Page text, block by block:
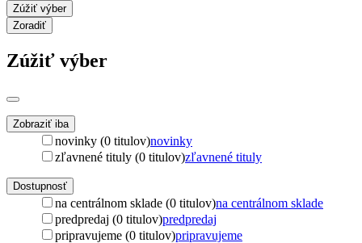
Zúžiť výber
Zoradiť
Zúžiť výber
Zobraziť iba
novinky (0 titulov)novinky
zľavnené tituly (0 titulov)zľavnené tituly
Dostupnosť
na centrálnom sklade (0 titulov)na centrálnom sklade
predpredaj (0 titulov)predpredaj
pripravujeme (0 titulov)pripravujeme